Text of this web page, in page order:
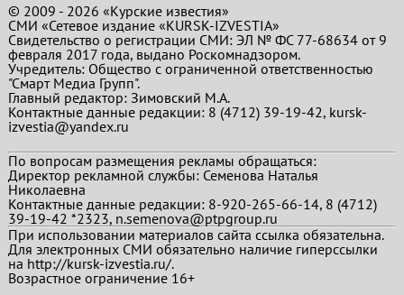
© 2009 - 2026 «Курские известия»
СМИ «Сетевое издание «KURSK-IZVESTIA»
Свидетельство о регистрации СМИ: ЭЛ № ФС 77-68634 от 9
февраля 2017 года, выдано Роскомнадзором.
Учредитель: Общество с ограниченной ответственностью
"Смарт Медиа Групп".
Главный редактор:Зимовский М.А.
Контактные данные редакции: 8 (4712) 39-19-42, kursk-
izvestia@yandex.ru
По вопросам размещения рекламы обращаться:
Директор рекламной службы: Семенова Наталья
Николаевна
Контактные данные редакции: 8-920-265-66-14, 8 (4712)
39-19-42 *2323, n.semenova@ptpgroup.ru
При использовании материалов сайта ссылка обязательна.
Для электронных СМИ обязательно наличие гиперссылки
на http://kursk-izvestia.ru/.
Возрастное ограничение 16+